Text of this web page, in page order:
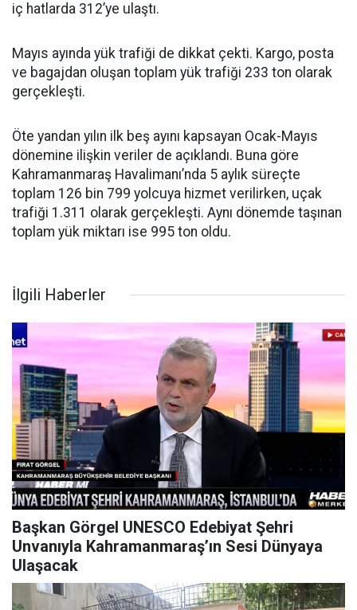
iç hatlarda 312’ye ulaştı.
Mayıs ayında yük trafiği de dikkat çekti. Kargo, posta
ve bagajdan oluşan toplam yük trafiği 233 ton olarak
gerçekleşti.
Öte yandan yılın ilk beş ayını kapsayan Ocak-Mayıs
dönemine ilişkin veriler de açıklandı. Buna göre
Kahramanmaraş Havalimanı’nda 5 aylık süreçte
toplam 126 bin 799 yolcuya hizmet verilirken, uçak
trafiği 1.311 olarak gerçekleşti. Aynı dönemde taşınan
toplam yük miktarı ise 995 ton oldu.
İlgili Haberler
Başkan Görgel UNESCO Edebiyat Şehri
Unvanıyla Kahramanmaraş’ın Sesi Dünyaya
Ulaşacak